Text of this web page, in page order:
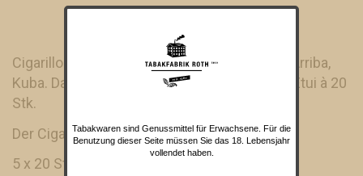
Cigarillo mit Tabaken aus der Region Vuelta Arriba,
Kuba. Das kleine und milde Format gibt's im Etui à 20
Stk.
Der Cigarillo ist ohne Filter.
5 x 20 Stk
Tabakwaren sind Genussmittel für Erwachsene. Für die
Benutzung dieser Seite müssen Sie das 18. Lebensjahr
vollendet haben.